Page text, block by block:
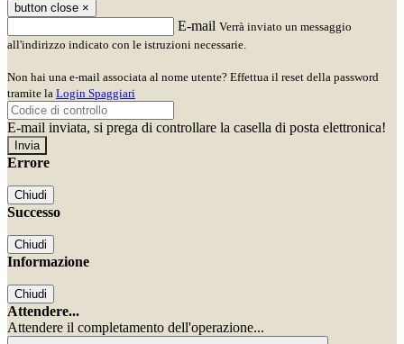
button close ×
E-mail Verrà inviato un messaggio
all'indirizzo indicato con le istruzioni necessarie.
Non hai una e-mail associata al nome utente? Effettua il reset della password
tramite la Login Spaggiari
E-mail inviata, si prega di controllare la casella di posta elettronica!
Errore
Chiudi
Successo
Chiudi
Informazione
Chiudi
Attendere...
Attendere il completamento dell'operazione...